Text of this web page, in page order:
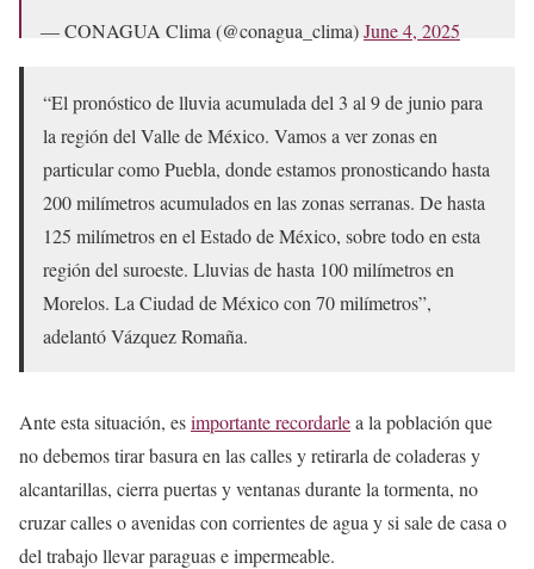
— CONAGUA Clima (@conagua_clima)June 4, 2025
“El pronóstico de lluvia acumulada del 3 al 9 de junio para
la región del Valle de México. Vamos a ver zonas en
particular como Puebla, donde estamos pronosticando hasta
200 milímetros acumulados en las zonas serranas. De hasta
125 milímetros en el Estado de México, sobre todo en esta
región del suroeste. Lluvias de hasta 100 milímetros en
Morelos. La Ciudad de México con 70 milímetros”,
adelantó Vázquez Romaña.
Ante esta situación, esimportante recordarlea la población que
no debemos tirar basura en las calles y retirarla de coladeras y
alcantarillas, cierra puertas y ventanas durante la tormenta, no
cruzar calles o avenidas con corrientes de agua y si sale de casa o
del trabajo llevar paraguas e impermeable.